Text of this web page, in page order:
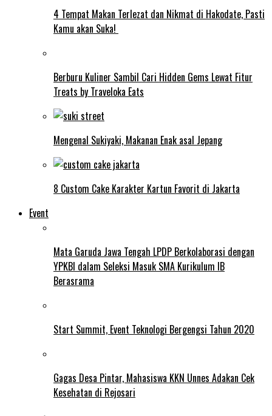
4 Tempat Makan Terlezat dan Nikmat di Hakodate, Pasti
Kamu akan Suka!
Berburu Kuliner Sambil Cari Hidden Gems Lewat Fitur
Treats by Traveloka Eats
Mengenal Sukiyaki, Makanan Enak asal Jepang
8 Custom Cake Karakter Kartun Favorit di Jakarta
Event
Mata Garuda Jawa Tengah LPDP Berkolaborasi dengan
YPKBI dalam Seleksi Masuk SMA Kurikulum IB
Berasrama
Start Summit, Event Teknologi Bergengsi Tahun 2020
Gagas Desa Pintar, Mahasiswa KKN Unnes Adakan Cek
Kesehatan di Rejosari